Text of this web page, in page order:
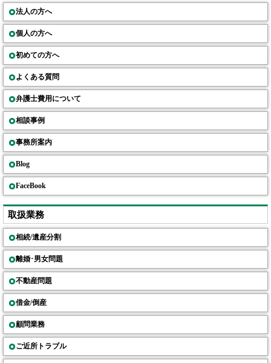
法人の方へ
個人の方へ
初めての方へ
よくある質問
弁護士費用について
相談事例
事務所案内
Blog
FaceBook
取扱業務
相続/遺産分割
離婚･男女問題
不動産問題
借金/倒産
顧問業務
ご近所トラブル